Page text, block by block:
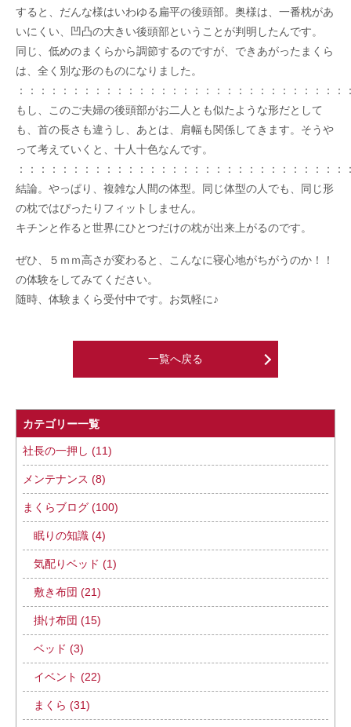
すると、だんな様はいわゆる扁平の後頭部。奥様は、一番枕があ
いにくい、凹凸の大きい後頭部ということが判明したんです。
同じ、低めのまくらから調節するのですが、できあがったまくら
は、全く別な形のものになりました。
：：：：：：：：：：：：：：：：：：：：：：：：：：：：：
もし、このご夫婦の後頭部がお二人とも似たような形だとして
も、首の長さも違うし、あとは、肩幅も関係してきます。そうや
って考えていくと、十人十色なんです。
：：：：：：：：：：：：：：：：：：：：：：：：：：：：：
結論。やっぱり、複雑な人間の体型。同じ体型の人でも、同じ形
の枕ではぴったりフィットしません。
キチンと作ると世界にひとつだけの枕が出来上がるのです。
ぜひ、５ｍｍ高さが変わると、こんなに寝心地がちがうのか！！
の体験をしてみてください。
随時、体験まくら受付中です。お気軽に♪
一覧へ戻る
カテゴリー一覧
社長の一押し (11)
メンテナンス (8)
まくらブログ (100)
眠りの知識 (4)
気配りベッド (1)
敷き布団 (21)
掛け布団 (15)
ベッド (3)
イベント (22)
まくら (31)